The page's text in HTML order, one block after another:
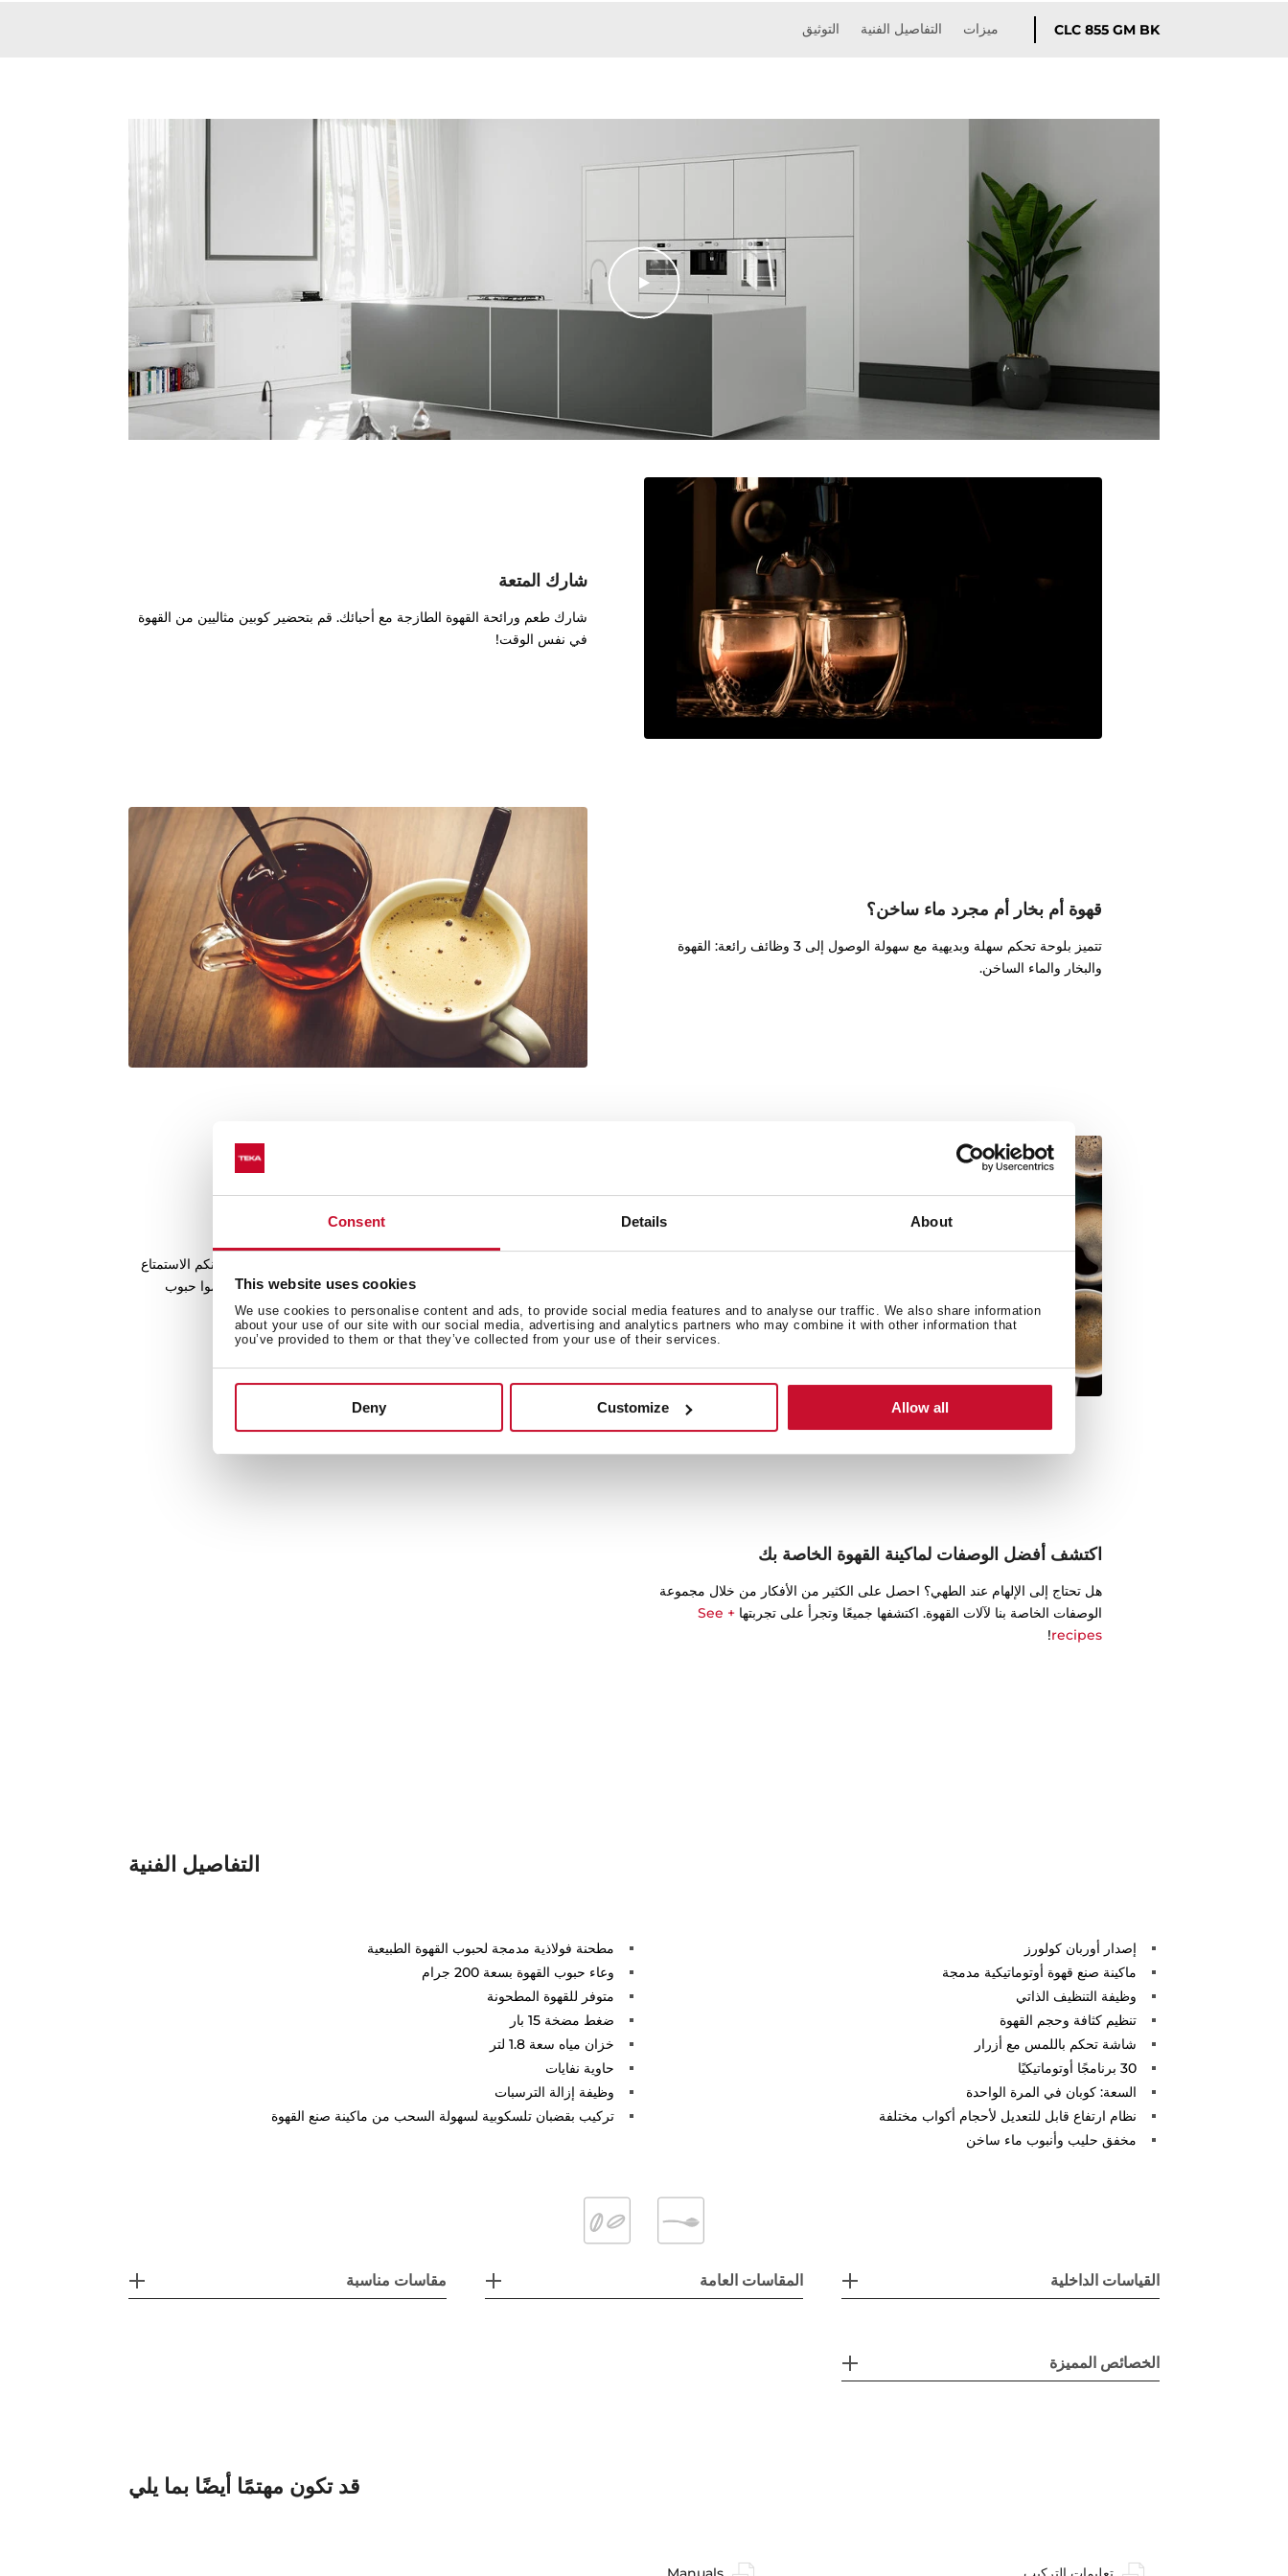
Consent Details About
This website uses cookies
We use cookies to personalise content and ads, to provide social media features and to analyse our traffic. We also share information
about your use of our site with our social media, advertising and analytics partners who may combine it with other information that
you’ve provided to them or that they’ve collected from your use of their services.
Deny Customize Allow all
CLC 855 GM BK ميزات التفاصيل الفنية التوثيق
شارك المتعة
شارك طعم ورائحة القهوة الطازجة مع أحبائك. قم بتحضير كوبين مثاليين من القهوة
في نفس الوقت!
قهوة أم بخار أم مجرد ماء ساخن؟
تتميز بلوحة تحكم سهلة وبديهية مع سهولة الوصول إلى 3 وظائف رائعة: القهوة
والبخار والماء الساخن.
بفضل 30 برنامجاً مختلفاً للتحكم في درجة حرارة وكثافة القهوة، يمكنكم الاستمتاع
بكل لحظة ارتشاف قهوة، ولضمان تقديم ألذ ضيافة لضيوفكم. استخدموا حبوب
القهوة الطازجة للحصول على مذاق القهوة الأصيلة.
اكتشف أفضل الوصفات لماكينة القهوة الخاصة بك
هل تحتاج إلى الإلهام عند الطهي؟ احصل على الكثير من الأفكار من خلال مجموعة
الوصفات الخاصة بنا لآلات القهوة. اكتشفها جميعًا وتجرأ على تجربتها
+ See
recipes
!
التفاصيل الفنية
إصدار أوربان كولورز
ماكينة صنع قهوة أوتوماتيكية مدمجة
وظيفة التنظيف الذاتي
تنظيم كثافة وحجم القهوة
شاشة تحكم باللمس مع أزرار
30 برنامجًا أوتوماتيكيًا
السعة: كوبان في المرة الواحدة
نظام ارتفاع قابل للتعديل لأحجام أكواب مختلفة
مخفق حليب وأنبوب ماء ساخن
مطحنة فولاذية مدمجة لحبوب القهوة الطبيعية
وعاء حبوب القهوة بسعة 200 جرام
متوفر للقهوة المطحونة
ضغط مضخة 15 بار
خزان مياه سعة 1.8 لتر
حاوية نفايات
وظيفة إزالة الترسبات
تركيب بقضبان تلسكوبية لسهولة السحب من ماكينة صنع القهوة
القياسات الداخلية المقاسات العامة مقاسات مناسبة
الخصائص المميزة
قد تكون مهتمًا أيضًا بما يلي